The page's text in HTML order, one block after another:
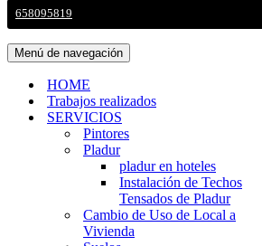
658095819
Menú de navegación
HOME
Trabajos realizados
SERVICIOS
Pintores
Pladur
pladur en hoteles
Instalación de Techos
Tensados de Pladur
Cambio de Uso de Local a
Vivienda